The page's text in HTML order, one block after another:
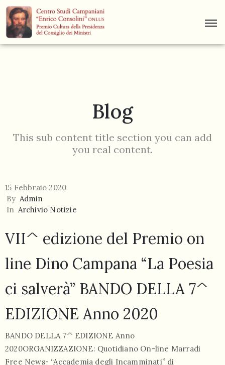
Centro
Museo
055
804
5943
centrocampana@tiscali.it
Blog
This sub content title section you can add
you real content.
15 Febbraio 2020
By Admin
In Archivio Notizie
VII^ edizione del Premio on
line Dino Campana “La Poesia
ci salverà” BANDO DELLA 7^
EDIZIONE Anno 2020
BANDO DELLA 7^ EDIZIONE Anno
2020ORGANIZZAZIONE: Quotidiano On-line Marradi
Free News- “Accademia degli Incamminati” di